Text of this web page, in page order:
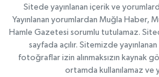
Sitede yayınlanan içerik ve
Yayınlanan yorumlardan Muğla Haber,
Hamle Gazetesi sorumlu tutulamaz.
sayfada açılır. Sitemizde
fotoğraflar izin alınmaksızın kaynak
ortamda kullanılamaz ve